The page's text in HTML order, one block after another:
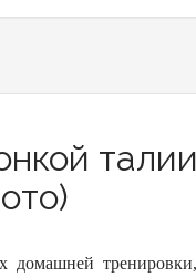
домашней